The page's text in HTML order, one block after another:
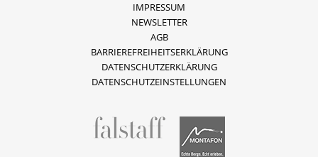
fallstaff
IMPRESSUM
NEWSLETTER
AGB
BARRIEREFREIHEITSERKLÄRUNG
DATENSCHUTZERKLÄRUNG
DATENSCHUTZEINSTELLUNGEN